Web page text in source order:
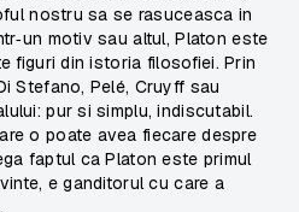
nostru sa se rasuceasca in
motiv sau altul, Platon este
figuri din istoria filosofiei. Prin
Stefano, Pelé, Cruyff sau
pur si simplu, indiscutabil.
o poate avea fiecare despre
faptul ca Platon este primul
e ganditorul cu care a